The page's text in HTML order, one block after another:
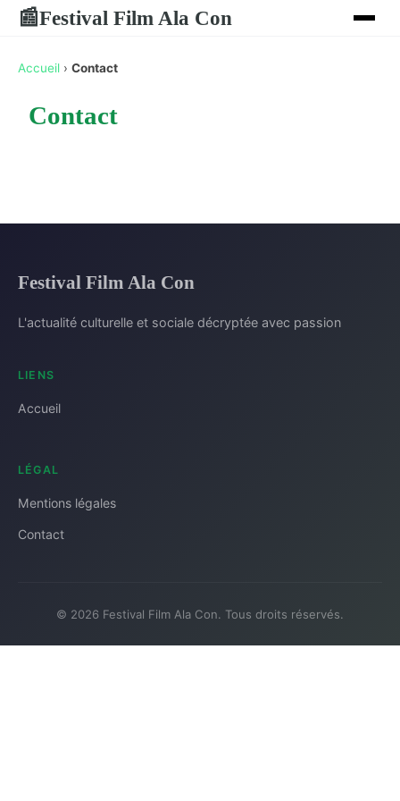
📰Festival Film Ala Con
Accueil › Contact
Contact
Festival Film Ala Con
L'actualité culturelle et sociale décryptée avec passion
LIENS
Accueil
LÉGAL
Mentions légales
Contact
© 2026 Festival Film Ala Con. Tous droits réservés.